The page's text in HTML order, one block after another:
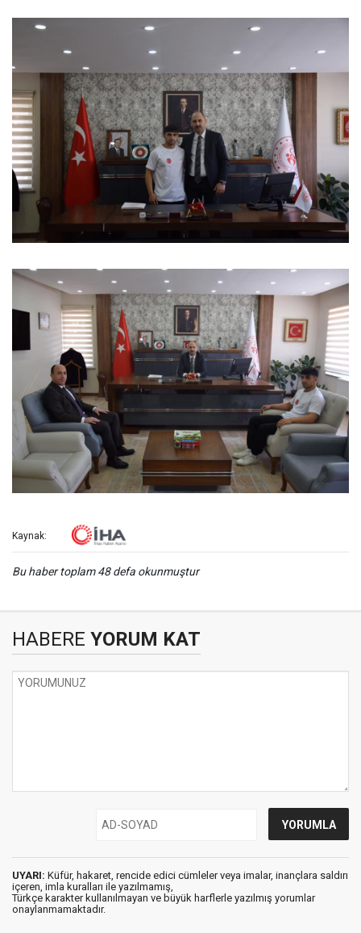
Kaynak:
Bu haber toplam 48 defa okunmuştur
HABERE YORUM KAT
UYARI: Küfür, hakaret, rencide edici cümleler veya imalar, inançlara saldırı
içeren, imla kuralları ile yazılmamış,
Türkçe karakter kullanılmayan ve büyük harflerle yazılmış yorumlar
onaylanmamaktadır.